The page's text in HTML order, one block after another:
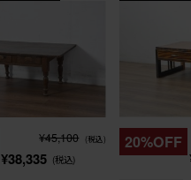
¥45,100 (税込)
¥38,335 (税込)
20%OFF